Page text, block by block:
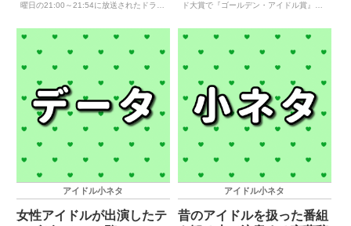
曜日の21:00～21:54に放送されたドラ
ングにしてまとめました！※全面に黄色
ド大賞で『ゴールデン・アイドル賞』を
『ゴールデン・アイドル賞』を受賞した
アイドル小ネタ
女性アイドルが出演したテ
アイドル小ネタ
昔のアイドルを扱った番組